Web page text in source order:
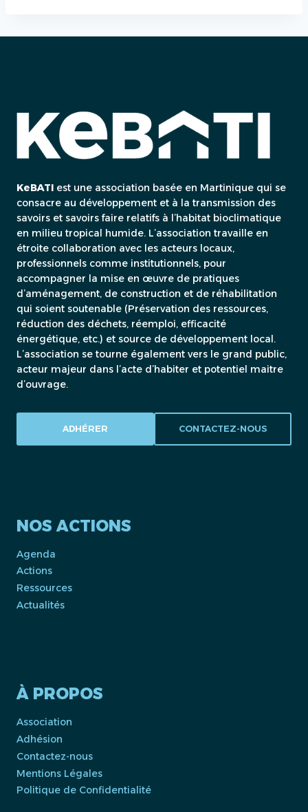
KeBATI est une association basée en Martinique qui se
consacre au développement et à la transmission des
savoirs et savoirs faire relatifs à l’habitat bioclimatique
en milieu tropical humide. L’association travaille en
étroite collaboration avec les acteurs locaux,
professionnels comme institutionnels, pour
accompagner la mise en œuvre de pratiques
d’aménagement, de construction et de réhabilitation
qui soient soutenable (Préservation des ressources,
réduction des déchets, réemploi, efficacité
énergétique, etc.) et source de développement local.
L’association se tourne également vers le grand public,
acteur majeur dans l’acte d’habiter et potentiel maitre
d’ouvrage.
ADHÉRER CONTACTEZ-NOUS
NOS ACTIONS
Agenda
Actions
Ressources
Actualités
À PROPOS
Association
Adhésion
Contactez-nous
Mentions Légales
Politique de Confidentialité